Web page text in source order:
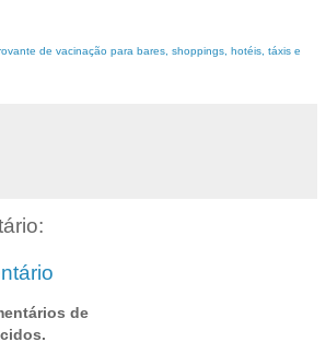
de vacinação para bares, shoppings, hotéis, táxis e
de